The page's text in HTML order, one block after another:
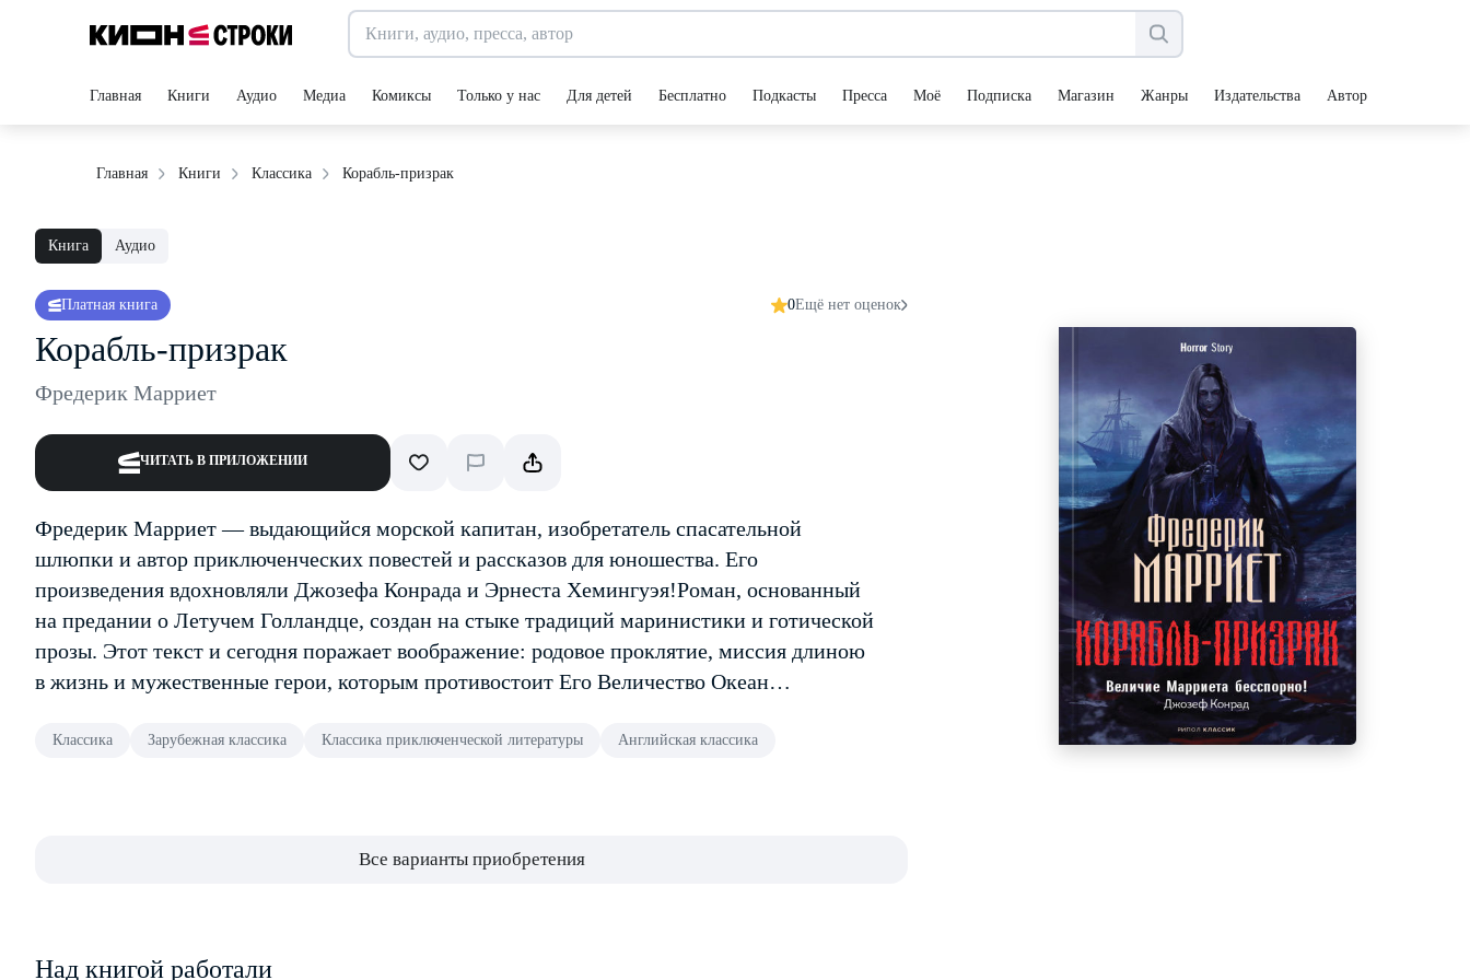
Главная Книги Аудио Медиа Комиксы Только у нас Для детей Бесплатно Подкасты Пресса Моё Подписка Магазин Жанры Издательства Авторы
Главная Книги Классика Корабль-призрак
Книга Аудио
Платная книга 0Ещё нет оценок
Корабль-призрак
Фредерик Марриет
ЧИТАТЬ В ПРИЛОЖЕНИИ
Фредерик Марриет — выдающийся морской капитан, изобретатель спасательной
шлюпки и автор приключенческих повестей и рассказов для юношества. Его
произведения вдохновляли Джозефа Конрада и Эрнеста Хемингуэя!Роман, основанный
на предании о Летучем Голландце, создан на стыке традиций маринистики и готической
прозы. Этот текст и сегодня поражает воображение: родовое проклятие, миссия длиною
в жизнь и мужественные герои, которым противостоит Его Величество Океан…
Классика Зарубежная классика Классика приключенческой литературы Английская классика
Все варианты приобретения
Над книгой работали